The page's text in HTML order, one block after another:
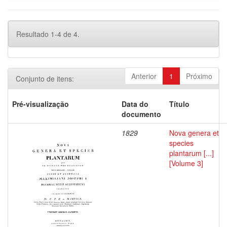
Resultado 1-4 de 4.
Anterior 1 Próximo
Conjunto de itens:
Pré-visualização
Data do
documento
Título
1829
Nova genera et
species
plantarum [...]
[Volume 3]